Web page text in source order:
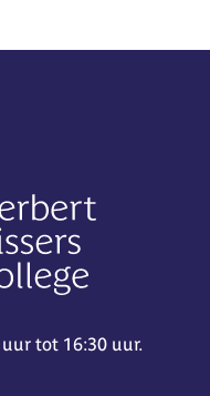
tot 16:30 uur.